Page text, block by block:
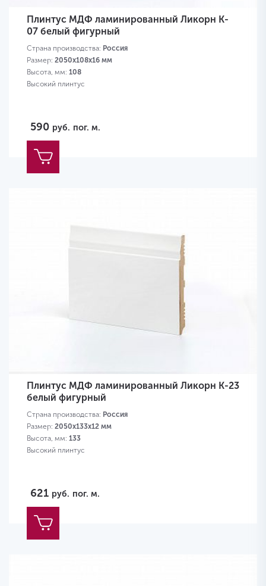
Плинтус МДФ ламинированный Ликорн K-
07 белый фигурный
Страна производства: Россия
Размер: 2050х108х16 мм
Высота, мм: 108
Высокий плинтус
590 руб. пог. м.
Плинтус МДФ ламинированный Ликорн K-23
белый фигурный
Страна производства: Россия
Размер: 2050х133х12 мм
Высота, мм: 133
Высокий плинтус
621 руб. пог. м.